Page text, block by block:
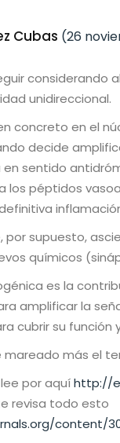
Cubas (26
unidireccional.
concreto en el
decide
sentido
los péptidos
por supuesto,
químicos
es la
amplificar la
cubrir su
mareado más el
por aquíhttp://
revisa todo esto
content/